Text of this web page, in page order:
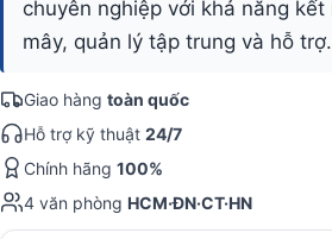
chuyên nghiệp với khả năng
mây, quản lý tập trung và hỗ
Giao hàng toàn quốc
Hỗ trợ kỹ thuật 24/7
Chính hãng 100%
4 văn phòng HCM·ĐN·CT·HN